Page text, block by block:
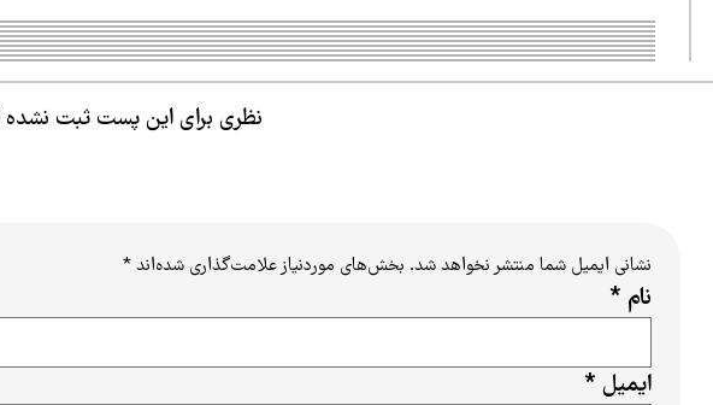
نظری برای این پست ثبت
نشانی ایمیل شما منتشر نخواهد شد. بخش‌های موردنیاز علامت‌گذاری شده‌اند*
نام *
ایمیل *